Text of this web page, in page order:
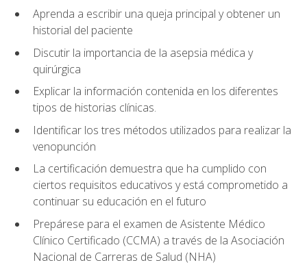
Aprenda a escribir una queja principal y obtener un
historial del paciente
Discutir la importancia de la asepsia médica y
quirúrgica
Explicar la información contenida en los diferentes
tipos de historias clínicas.
Identificar los tres métodos utilizados para realizar la
venopunción
La certificación demuestra que ha cumplido con
ciertos requisitos educativos y está comprometido a
continuar su educación en el futuro
Prepárese para el examen de Asistente Médico
Clínico Certificado (CCMA) a través de la Asociación
Nacional de Carreras de Salud (NHA)